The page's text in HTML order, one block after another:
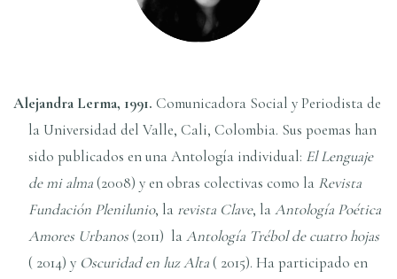
Alejandra Lerma, 1991. Comunicadora Social y Periodista de
la Universidad del Valle, Cali, Colombia. Sus poemas han
sido publicados en una Antologí­a individual: El Lenguaje
de mi alma(2008) y en obras colectivas como la Revista
Fundación Plenilunio, la revista Clave, laAntologí­a Poética
Amores Urbanos(2011) laAntologí­a Trébol de cuatro hojas
( 2014) y Oscuridad en luz Alta( 2015). Ha participado en